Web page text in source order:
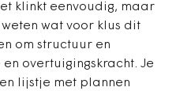
klinkt eenvoudig, maar
wat voor klus dit
om structuur en
overtuigingskracht. Je
lijstje met plannen